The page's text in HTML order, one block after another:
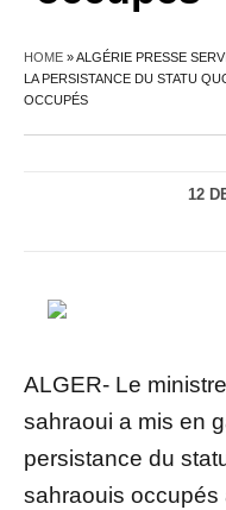
HOME »ALGÉRIE PRESSE
LA PERSISTANCE DU STATU
OCCUPÉS
12
ALGER- Le
sahraoui a mis en
persistance du
sahraouis occupés